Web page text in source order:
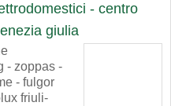
- centro
giulia
- zoppas -
- fulgor
friuli-